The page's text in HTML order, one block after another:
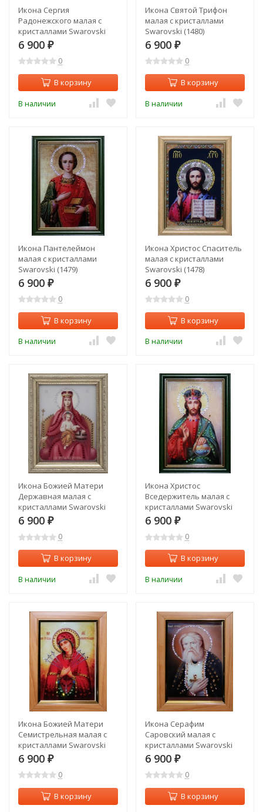
Икона Сергия
Радонежского малая с
кристаллами Swarovski
(1481)
6 900 ₽
0
В корзину
В наличии
Икона Святой Трифон
малая с кристаллами
Swarovski (1480)
6 900 ₽
0
В корзину
В наличии
Икона Пантелеймон
малая с кристаллами
Swarovski (1479)
6 900 ₽
0
В корзину
В наличии
Икона Христос Спаситель
малая с кристаллами
Swarovski (1478)
6 900 ₽
0
В корзину
В наличии
Икона Божией Матери
Державная малая с
кристаллами Swarovski
(1477)
6 900 ₽
0
В корзину
В наличии
Икона Христос
Вседержитель малая с
кристаллами Swarovski
(1476)
6 900 ₽
0
В корзину
В наличии
Икона Божией Матери
Семистрельная малая с
кристаллами Swarovski
(1475)
6 900 ₽
0
В корзину
Икона Серафим
Саровский малая с
кристаллами Swarovski
(1474)
6 900 ₽
0
В корзину